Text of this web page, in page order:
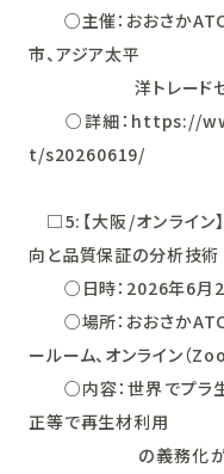
○主催：おおさかATC
市、アジア太平
洋トレードセンタ
○詳細：https://
t/s20260619/
□5:【大阪/オンライン
向と品質保証の分析技術
○日時：2026年6月25
○場所：おおさかATC
ールーム、オンライン（
○内容：世界でプラ生
正等で再生材利用
の義務化が本格化